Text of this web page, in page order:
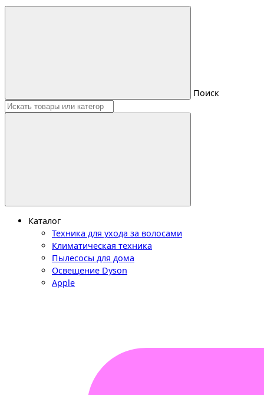
Поиск
Каталог
Техника для ухода за волосами
Климатическая техника
Пылесосы для дома
Освещение Dyson
Apple